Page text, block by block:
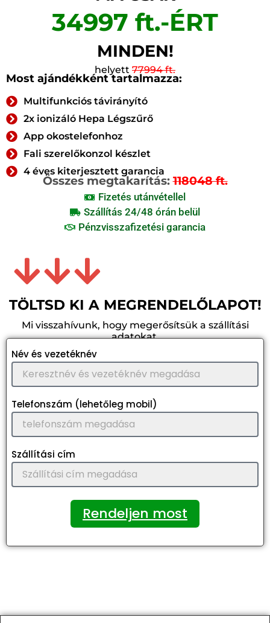
34997 ft.-ÉRT
MINDEN!
helyett 77994 ft.
Most ajándékként tartalmazza:
Multifunkciós távirányító
2x ionizáló Hepa Légszűrő
App okostelefonhoz
Fali szerelőkonzol készlet
4 éves kiterjesztett garancia
Összes megtakarítás:118048 ft.
Fizetés utánvétellel
Szállítás 24/48 órán belül
Pénzvisszafizetési garancia
TÖLTSD KI A MEGRENDELŐLAPOT!
Mi visszahívunk, hogy megerősítsük a szállítási
adatokat.
Név és vezetéknév
Telefonszám (lehetőleg mobil)
Szállítási cím
Rendeljen most